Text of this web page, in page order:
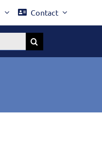
Contact